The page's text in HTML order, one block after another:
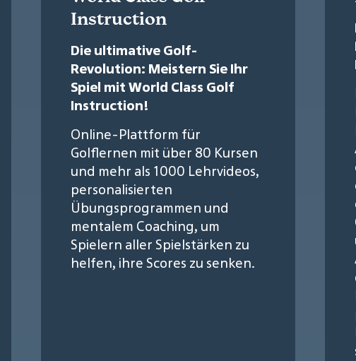
Instruction
Die ultimative Golf-
Revolution: Meistern Sie Ihr
Spiel mit World Class Golf
Instruction!
Online-Plattform für
Golflernen mit über 80 Kursen
und mehr als 1000 Lehrvideos,
personalisierten
Übungsprogrammen und
mentalem Coaching, um
Spielern aller Spielstärken zu
helfen, ihre Scores zu senken.